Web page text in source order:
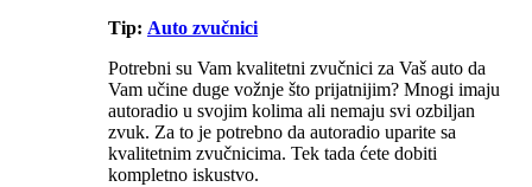
Tip: Auto zvučnici
Potrebni su Vam kvalitetni zvučnici za Vaš auto da
Vam učine duge vožnje što prijatnijim? Mnogi imaju
autoradio u svojim kolima ali nemaju svi ozbiljan
zvuk. Za to je potrebno da autoradio uparite sa
kvalitetnim zvučnicima. Tek tada ćete dobiti
kompletno iskustvo.